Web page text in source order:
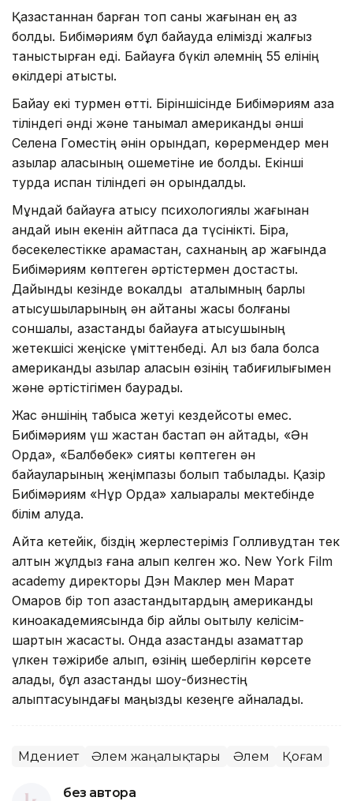
Қазақстаннан барған топ саны жағынан ең аз
болды. Бибімәриям бұл байқауда елімізді жалғыз
таныстырған еді. Байқауға бүкіл әлемнің 55 елінің
өкілдері қатысты.
Байқау екі турмен өтті. Біріншісінде Бибімәриям қазақ
тіліндегі әнді және танымал американдық әнші
Селена Гоместің әнін орындап, көрермендер мен
қазылар алқасының қошеметіне ие болды. Екінші
турда испан тіліндегі ән орындалды.
Мұндай байқауға қатысу психологиялық жағынан
қандай қиын екенін айтпаса да түсінікті. Бірақ,
бәсекелестікке қарамастан, сахнаның ар жағында
Бибімәриям көптеген әртістермен достасты.
Дайындық кезінде вокалдық аталымның барлық
қатысушыларының ән айтқаны жақсы болғаны
соншалық, қазақстандық байқауға қатысушының
жетекшісі жеңіске үміттенбеді. Ал қыз бала болса
американдық қазылар алқасын өзінің табиғилығымен
және әртістігімен баурады.
Жас әншінің табысқа жетуі кездейсоқтық емес.
Бибімәриям үш жастан бастап ән айтады, «Ән
Орда», «Балбөбек» сияқты көптеген ән
байқауларының жеңімпазы болып табылады. Қазір
Бибімәриям «Нұр Орда» халықаралық мектебінде
білім алуда.
Айта кетейік, біздің жерлестеріміз Голливудтан тек
алтын жұлдыз ғана алып келген жоқ. New York Film
academy директоры Дэн Маклер мен Марат
Омаров бір топ қазақстандықтардың американдық
киноакадемиясында бір айлық оқытылу келісім-
шартын жасасты. Онда қазақстандық азаматтар
үлкен тәжірибе алып, өзінің шеберлігін көрсете
алады, бұл қазақстандық шоу-бизнестің
қалыптасуындағы маңызды кезеңге айналады.
Мәдениет Әлем жаңалықтары Әлем Қоғам
без автора